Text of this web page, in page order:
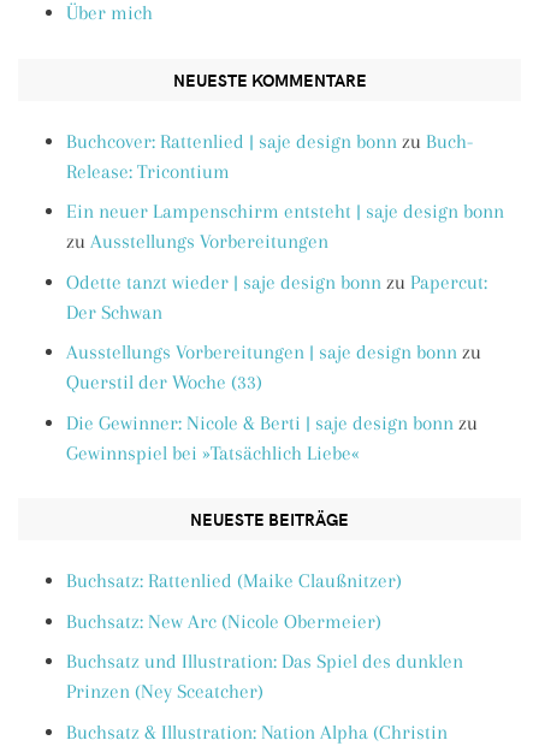
Über mich
NEUESTE KOMMENTARE
Buchcover: Rattenlied | saje design bonn zu Buch-
Release: Tricontium
Ein neuer Lampenschirm entsteht | saje design bonn
zu Ausstellungs Vorbereitungen
Odette tanzt wieder | saje design bonn zu Papercut:
Der Schwan
Ausstellungs Vorbereitungen | saje design bonn zu
Querstil der Woche (33)
Die Gewinner: Nicole & Berti | saje design bonn zu
Gewinnspiel bei »Tatsächlich Liebe«
NEUESTE BEITRÄGE
Buchsatz: Rattenlied (Maike Claußnitzer)
Buchsatz: New Arc (Nicole Obermeier)
Buchsatz und Illustration: Das Spiel des dunklen
Prinzen (Ney Sceatcher)
Buchsatz & Illustration: Nation Alpha (Christin